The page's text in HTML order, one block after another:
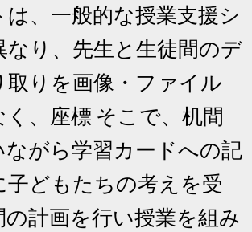
、一般的な授業支援シ
なり、先生と生徒間のデ
取りを画像・ファイル
、座標 そこで、机間
ながら学習カードへの記
子どもたちの考えを受
の計画を行い授業を組み